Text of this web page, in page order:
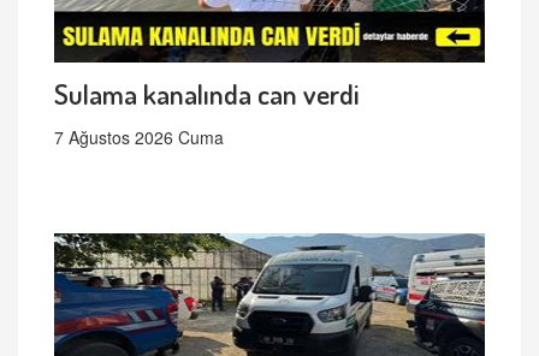
Sulama kanalında can verdi
7 Ağustos 2026 Cuma